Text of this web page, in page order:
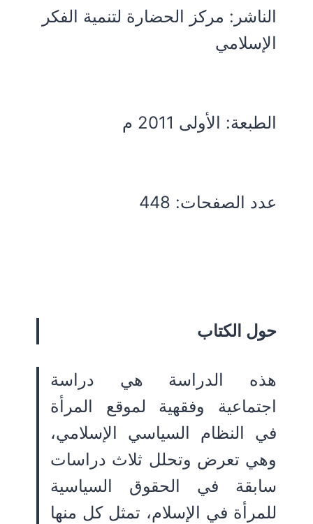
الناشر: مركز الحضارة لتنمية الفكر
الإسلامي
الطبعة: الأولى 2011 م
عدد الصفحات: 448
حول الكتاب
هذه الدراسة هي دراسة
اجتماعية وفقهية لموقع المرأة
في النظام السياسي الإسلامي،
وهي تعرض وتحلل ثلاث دراسات
سابقة في الحقوق السياسية
للمرأة في الإسلام، تمثل كل منها